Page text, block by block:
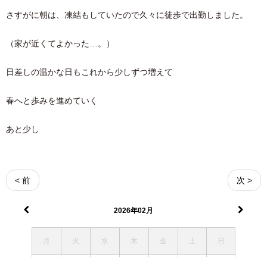
さすがに朝は、凍結もしていたので久々に徒歩で出勤しました。
（家が近くてよかった…。）
日差しの温かな日もこれから少しずつ増えて
春へと歩みを進めていく
あと少し
< 前 次 >
2026年02月
月 火 水 木 金 土 日